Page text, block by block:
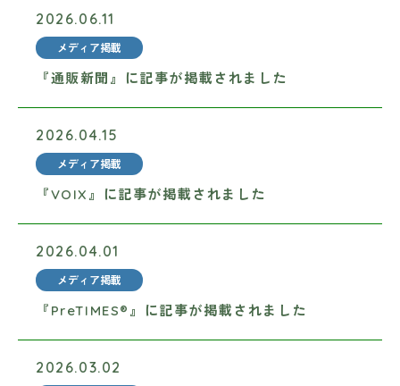
2026.06.11
メディア掲載
『通販新聞』に記事が掲載されました
2026.04.15
メディア掲載
『VOIX』に記事が掲載されました
2026.04.01
メディア掲載
『PreTIMES®』に記事が掲載されました
2026.03.02